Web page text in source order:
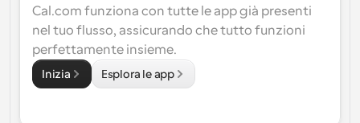
Cal.com funziona con tutte le app già presenti
nel tuo flusso, assicurando che tutto funzioni
perfettamente insieme.
Inizia Esplora le app